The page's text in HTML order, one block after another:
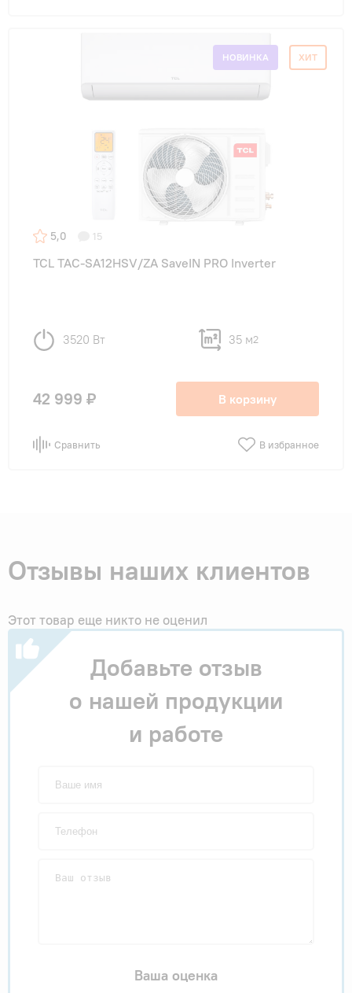
НОВИНКА ХИТ
5,0 15
TCL TAC-SA12HSV/ZA SaveIN PRO Inverter
3520 Вт 35 м2
42 999 ₽ В корзину
Сравнить В избранное
Отзывы наших клиентов
Этот товар еще никто не оценил
Добавьте отзыв
о нашей продукции
и работе
Ваша оценка